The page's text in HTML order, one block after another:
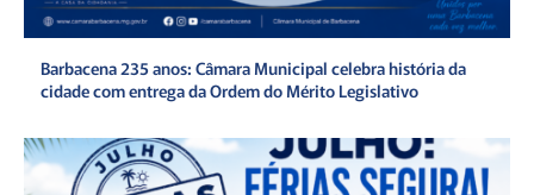
Barbacena 235 anos: Câmara Municipal celebra história da
cidade com entrega da Ordem do Mérito Legislativo